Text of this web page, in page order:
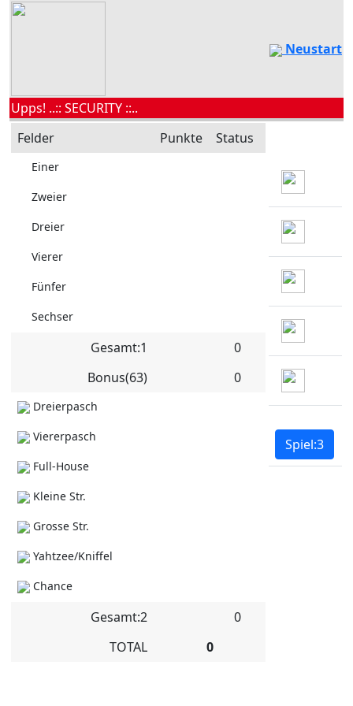
Neustart
Upps! ..:: SECURITY ::..
Felder
Punkte Status
Einer
Zweier
Dreier
Vierer
Fünfer
Sechser
Gesamt:1
0
Bonus(63)
0
Dreierpasch
Viererpasch
Full-House
Kleine Str.
Grosse Str.
Yahtzee/Kniffel
Chance
Gesamt:2
0
TOTAL
0